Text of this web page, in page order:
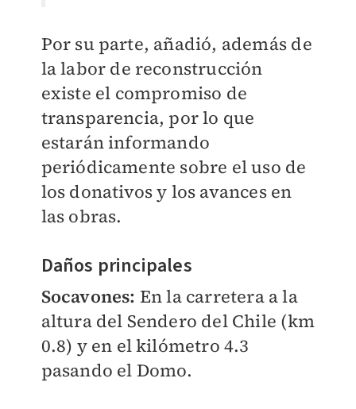
Por su parte, añadió, además de
la labor de reconstrucción
existe el compromiso de
transparencia, por lo que
estarán informando
periódicamente sobre el uso de
los donativos y los avances en
las obras.
Daños principales
Socavones: En la carretera a la
altura del Sendero del Chile (km
0.8) y en el kilómetro 4.3
pasando el Domo.